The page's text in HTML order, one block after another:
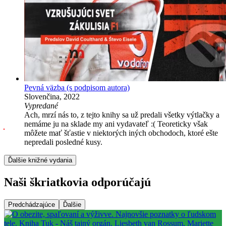
Pevná väzba (s podpisom autora)
Slovenčina, 2022
Vypredané
Ach, mrzí nás to, z tejto knihy sa už predali všetky výtlačky a
nemáme ju na sklade my ani vydavateľ :( Teoreticky však
môžete mať šťastie v niektorých iných obchodoch, ktoré ešte
nepredali posledné kusy.
Ďalšie knižné vydania
Naši škriatkovia odporúčajú
Predchádzajúce Ďalšie